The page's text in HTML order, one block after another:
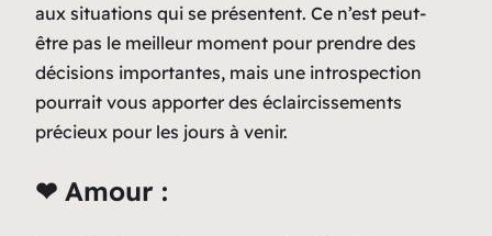
aux situations qui se présentent. Ce n’est peut-
être pas le meilleur moment pour prendre des
décisions importantes, mais une introspection
pourrait vous apporter des éclaircissements
précieux pour les jours à venir.
❤ Amour :